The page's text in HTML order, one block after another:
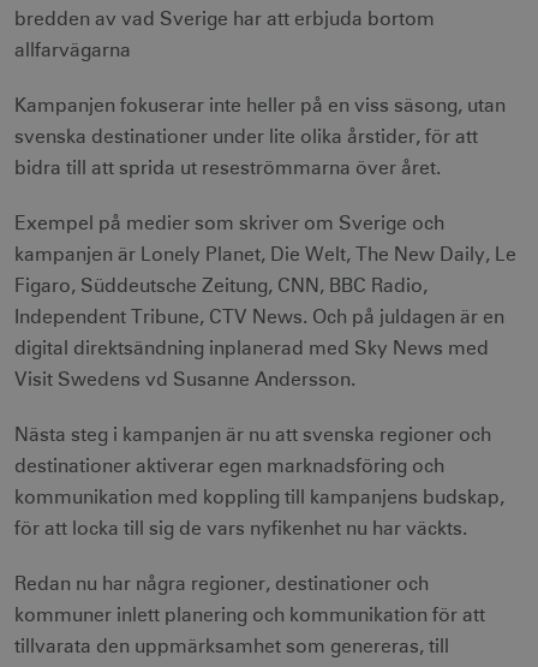
bredden av vad Sverige har att erbjuda bortom
allfarvägarna
Kampanjen fokuserar inte heller på en viss säsong, utan
svenska destinationer under lite olika årstider, för att
bidra till att sprida ut reseströmmarna över året.
Exempel på medier som skriver om Sverige och
kampanjen är Lonely Planet, Die Welt, The New Daily, Le
Figaro, Süddeutsche Zeitung, CNN, BBC Radio,
Independent Tribune, CTV News. Och på juldagen är en
digital direktsändning inplanerad med Sky News med
Visit Swedens vd Susanne Andersson.
Nästa steg i kampanjen är nu att svenska regioner och
destinationer aktiverar egen marknadsföring och
kommunikation med koppling till kampanjens budskap,
för att locka till sig de vars nyfikenhet nu har väckts.
Redan nu har några regioner, destinationer och
kommuner inlett planering och kommunikation för att
tillvarata den uppmärksamhet som genereras, till